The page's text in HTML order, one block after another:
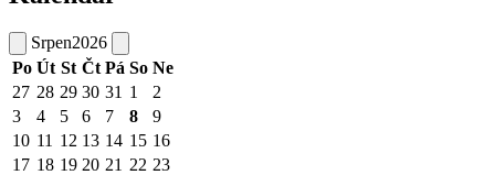
Srpen2026
Po Út St Čt Pá So Ne
27 28 29 30 31 1
2
3
4 5 6 7 8
9
10 11 12 13 14 15 16
17 18 19 20 21 22 23